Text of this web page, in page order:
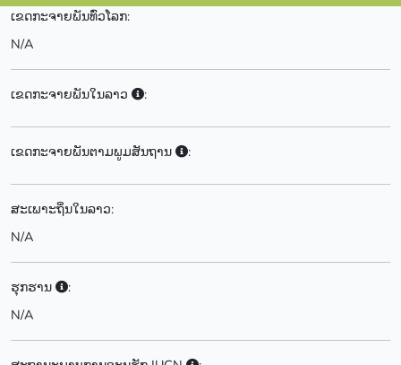
ເຂດກະຈາຍພັນທົ່ວໂລກ:
N/A
ເຂດກະຈາຍພັນໃນລາວ :
ເຂດກະຈາຍພັນຕາມພູມສັນຖານ :
ສະເພາະຖິ່ນໃນລາວ:
N/A
ຮຸກຮານ
:
N/A